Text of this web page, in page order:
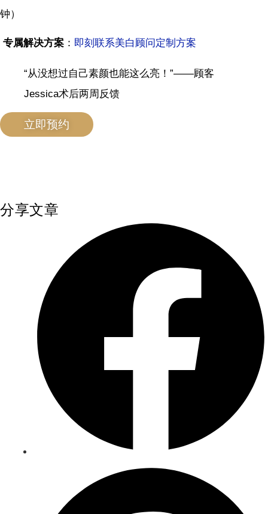
钟）
专属解决方案 ： 即刻联系美白顾问定制方案
“从没想过自己素颜也能这么亮！”——顾客
Jessica术后两周反馈
立即预约
分享文章